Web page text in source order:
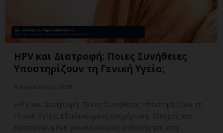
HPV και Διατροφή: Ποιες Συνήθειες
Υποστηρίζουν τη Γενική Υγεία;
HPV και Διατροφή: Ποιες Συνήθειες Υποστηρίζουν τη
Γενική Υγεία; Εξειδικευμένη ενημέρωση, έλεγχος και
εξατομικευμένη γυναικολογική καθοδήγηση στη